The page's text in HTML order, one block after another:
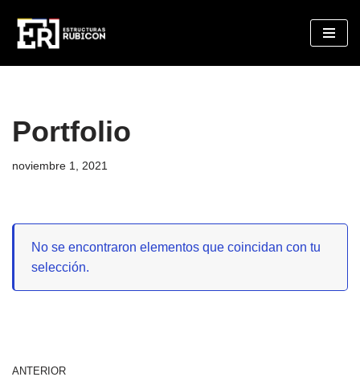
Saltar
al
Portfolio
noviembre 1, 2021
No se encontraron elementos que coincidan con tu
selección.
ANTERIOR